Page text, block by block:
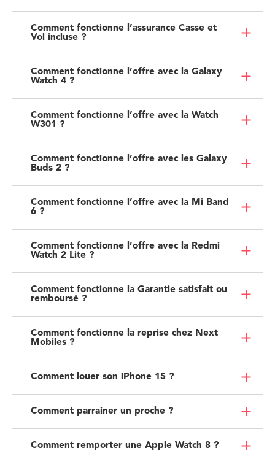
Comment fonctionne l’assurance Casse et
Vol incluse ?
Comment fonctionne l’offre avec la Galaxy
Watch 4 ?
Comment fonctionne l’offre avec la Watch
W301 ?
Comment fonctionne l’offre avec les Galaxy
Buds 2 ?
Comment fonctionne l’offre avec la Mi Band
6 ?
Comment fonctionne l’offre avec la Redmi
Watch 2 Lite ?
Comment fonctionne la Garantie satisfait ou
remboursé ?
Comment fonctionne la reprise chez Next
Mobiles ?
Comment louer son iPhone 15 ?
Comment parrainer un proche ?
Comment remporter une Apple Watch 8 ?